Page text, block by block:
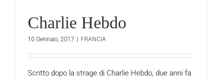
Charlie Hebdo
10 Gennaio, 2017 | FRANCIA
Scritto dopo la strage di Charlie Hebdo, due anni fa